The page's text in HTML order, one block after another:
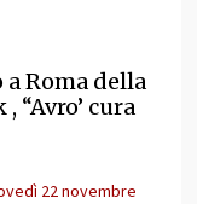
Roma della
“Avro’ cura
22 novembre